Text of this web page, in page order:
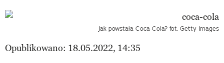
Jak powstała Coca-Cola? fot. Getty Images
Opublikowano: 18.05.2022, 14:35